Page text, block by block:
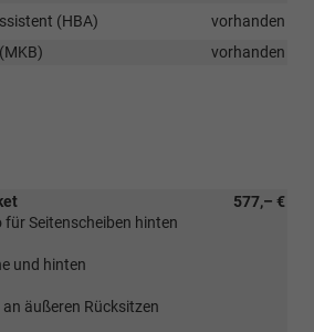
(HBA)
vorhanden
vorhanden
577,– €
Seitenscheiben hinten
und hinten
äußeren Rücksitzen